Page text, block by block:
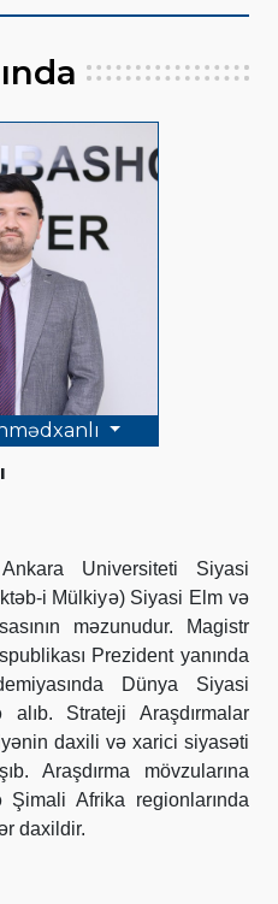
Universiteti Siyasi
i Mülkiyə) Siyasi Elm və
məzunudur. Magistr
Prezident yanında
Dünya Siyasi
alıb. Strateji Araşdırmalar
daxili və xarici siyasəti
Araşdırma mövzularına
Afrika regionlarında
daxildir.